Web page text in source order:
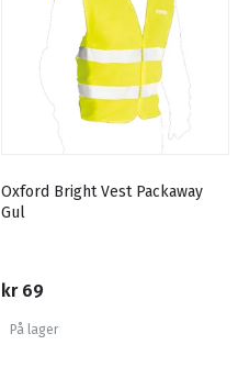
Oxford Bright Vest Packaway
Gul
kr 69
På lager